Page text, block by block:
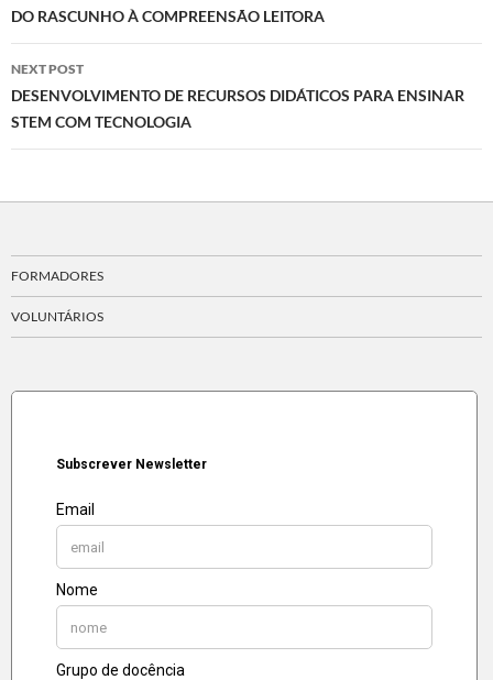
navigation
DO RASCUNHO À COMPREENSÃO LEITORA
NEXT POST
DESENVOLVIMENTO DE RECURSOS DIDÁTICOS PARA ENSINAR
STEM COM TECNOLOGIA
FORMADORES
VOLUNTÁRIOS